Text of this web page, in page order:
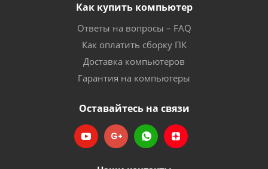
Как купить компьютер
Ответы на вопросы – FAQ
Как оплатить сборку ПК
Доставка компьютеров
Гарантия на компьютеры
Оставайтесь на связи